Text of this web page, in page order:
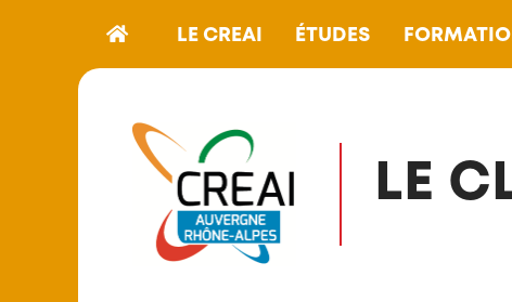
LE CREAI ÉTUDES
LE